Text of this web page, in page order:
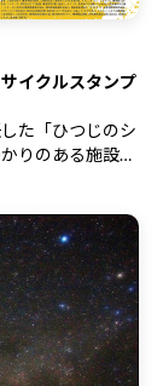
イクルスタンプ
た「ひつじのシ
りのある施設を
名様にオリジ
コードの読み取
。